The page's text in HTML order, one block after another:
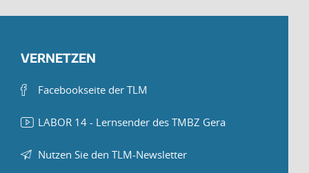
VERNETZEN
Facebookseite der TLM
LABOR 14 - Lernsender des TMBZ Gera
Nutzen Sie den TLM-Newsletter